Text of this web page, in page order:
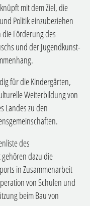
mit dem Ziel, die
Politik einzubeziehen
Förderung des
und der Jugendkunst-
für die Kindergärten,
Weiterbildung von
Landes zu den
des
dazu die
in Zusammenarbeit
von Schulen und
beim Bau von